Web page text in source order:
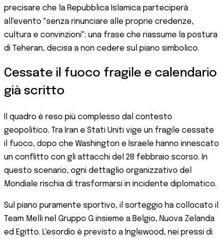
precisare che la Repubblica Islamica parteciperà
all'evento "senza rinunciare alle proprie credenze,
cultura e convinzioni": una frase che riassume la postura
di Teheran, decisa a non cedere sul piano simbolico.
Cessate il fuoco fragile e calendario
già scritto
Il quadro è reso più complesso dal contesto
geopolitico. Tra Iran e Stati Uniti vige un fragile cessate
il fuoco, dopo che Washington e Israele hanno innescato
un conflitto con gli attacchi del 28 febbraio scorso. In
questo scenario, ogni dettaglio organizzativo del
Mondiale rischia di trasformarsi in incidente diplomatico.
Sul piano puramente sportivo, il sorteggio ha collocato il
Team Melli nel Gruppo G insieme a Belgio, Nuova Zelanda
ed Egitto. L'esordio è previsto a Inglewood, nei pressi di